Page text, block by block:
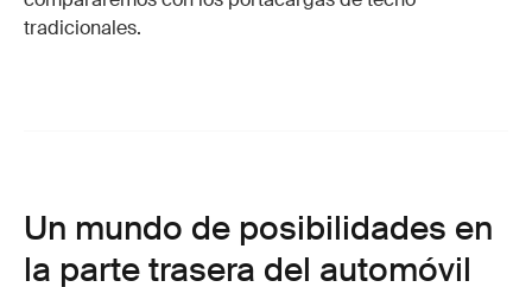
tradicionales.
Un mundo de posibilidades en
la parte trasera del automóvil